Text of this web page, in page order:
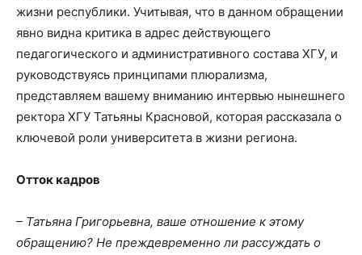
жизни республики. Учитывая, что в данном обращении
явно видна критика в адрес действующего
педагогического и административного состава ХГУ, и
руководствуясь принципами плюрализма,
представляем вашему вниманию интервью нынешнего
ректора ХГУ Татьяны Красновой, которая рассказала о
ключевой роли университета в жизни региона.
Отток кадров
– Татьяна Григорьевна, ваше отношение к этому
обращению? Не преждевременно ли рассуждать о